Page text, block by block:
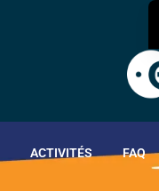
ACTIVITÉS FAQ